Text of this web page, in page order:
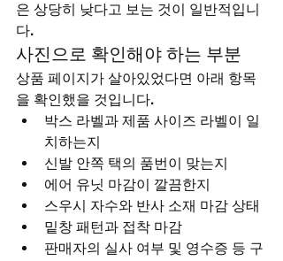
은 상당히 낮다고 보는 것이 일반적입니
다.
사진으로 확인해야 하는 부분
상품 페이지가 살아있었다면 아래 항목
을 확인했을 것입니다.
박스 라벨과 제품 사이즈 라벨이 일
치하는지
신발 안쪽 택의 품번이 맞는지
에어 유닛 마감이 깔끔한지
스우시 자수와 반사 소재 마감 상태
밑창 패턴과 접착 마감
판매자의 실사 여부 및 영수증 등 구